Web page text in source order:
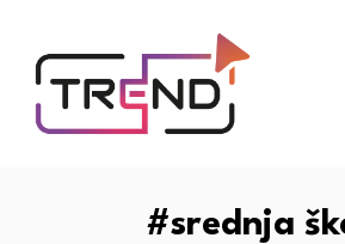
#srednja